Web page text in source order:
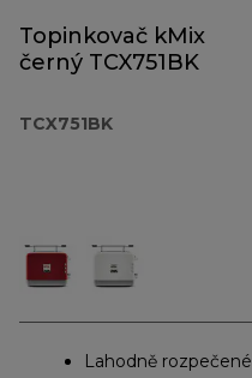
Topinkovač kMix
černý TCX751BK
TCX751BK
Lahodně rozpečené